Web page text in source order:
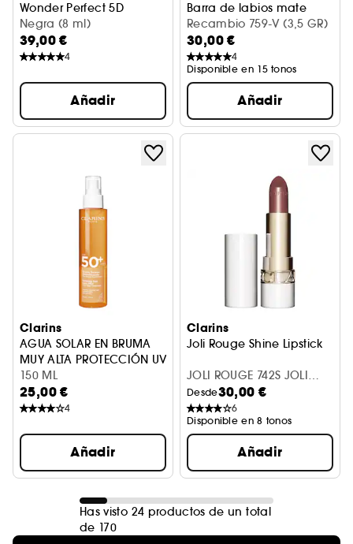
Wonder Perfect 5D
Máscara de pestañas
Negra (8 ml)
39,00 €
4
Añadir
Barra de labios mate
Recambio 759-V (3,5 GR)
30,00 €
4
Disponible en 15 tonos
Añadir
Clarins
AGUA SOLAR EN BRUMA
MUY ALTA PROTECCIÓN UVA / UVB SPF 50+
150 ML
25,00 €
4
Añadir
Clarins
Joli Rouge Shine Lipstick
JOLI ROUGE 742S JOLI
ROUGE
Desde30,00 €
6
Disponible en 8 tonos
Añadir
Has visto 24 productos de un total
de 170